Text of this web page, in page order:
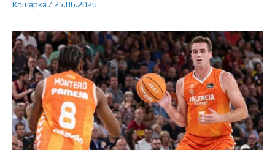
Кошарка /25.06.2026